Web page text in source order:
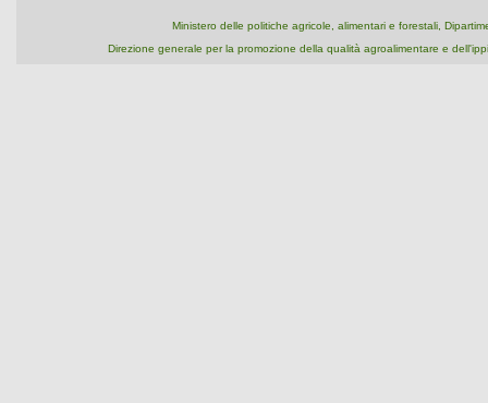
Ministero delle politiche agricole, alimentari e forestali,
Direzione generale per la promozione della qualità agroalimentare e